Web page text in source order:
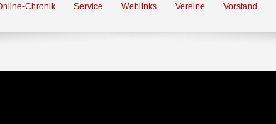
Chronik Service Weblinks Vereine Vorstand